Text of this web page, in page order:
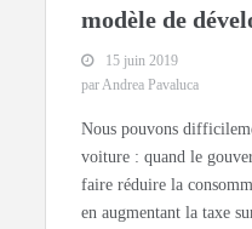
modèle de
15 juin 2019
par Andrea Pavaluca
Nous pouvons
voiture : quand le
faire réduire la
en augmentant la taxe